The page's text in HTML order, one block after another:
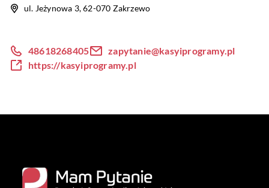
ul. Jeżynowa 3, 62-070 Zakrzewo
48618268405
zapytanie@kasyiprogramy.pl
https://kasyiprogramy.pl